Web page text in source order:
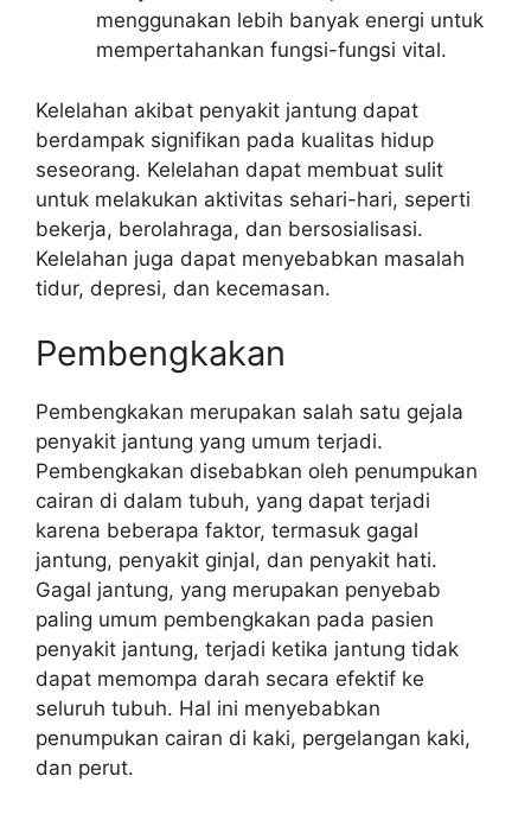
menggunakan lebih banyak energi untuk
mempertahankan fungsi-fungsi vital.
Kelelahan akibat penyakit jantung dapat
berdampak signifikan pada kualitas hidup
seseorang. Kelelahan dapat membuat sulit
untuk melakukan aktivitas sehari-hari, seperti
bekerja, berolahraga, dan bersosialisasi.
Kelelahan juga dapat menyebabkan masalah
tidur, depresi, dan kecemasan.
Pembengkakan
Pembengkakan merupakan salah satu gejala
penyakit jantung yang umum terjadi.
Pembengkakan disebabkan oleh penumpukan
cairan di dalam tubuh, yang dapat terjadi
karena beberapa faktor, termasuk gagal
jantung, penyakit ginjal, dan penyakit hati.
Gagal jantung, yang merupakan penyebab
paling umum pembengkakan pada pasien
penyakit jantung, terjadi ketika jantung tidak
dapat memompa darah secara efektif ke
seluruh tubuh. Hal ini menyebabkan
penumpukan cairan di kaki, pergelangan kaki,
dan perut.